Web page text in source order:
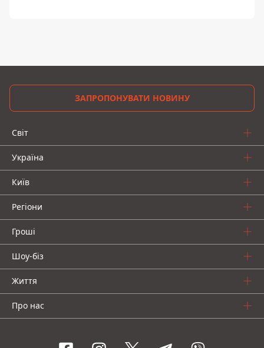
ЗАПРОПОНУВАТИ НОВИНУ
Світ
Україна
Київ
Регіони
Гроші
Шоу-біз
Життя
Про нас